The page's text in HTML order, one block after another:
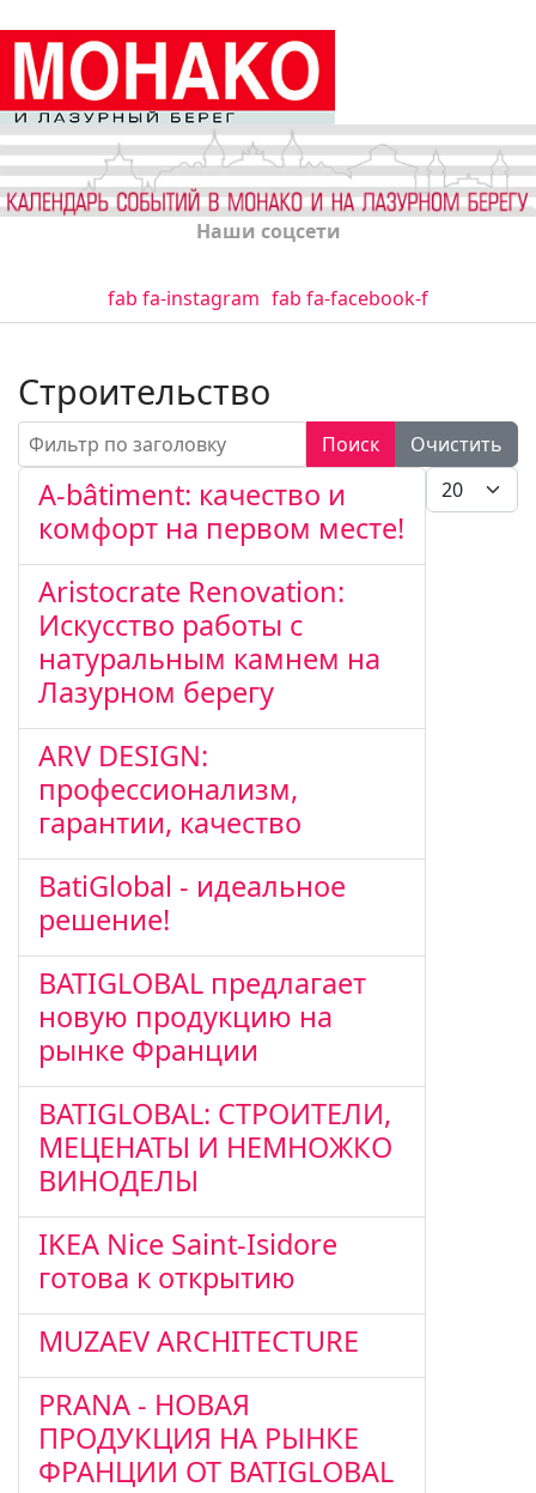
Наши соцсети
fab fa-instagram fab fa-facebook-f
Строительство
Фильтр по заголовку Поиск
Очистить
Кол-во
A-bâtiment: качество и
комфорт на первом месте!
Aristocrate Renovation:
Искусство работы с
натуральным камнем на
Лазурном берегу
ARV DESIGN:
профессионализм,
гарантии, качество
BatiGlobal - идеальное
решение!
BATIGLOBAL предлагает
новую продукцию на
рынке Франции
BATIGLOBAL: СТРОИТЕЛИ,
МЕЦЕНАТЫ И НЕМНОЖКО
ВИНОДЕЛЫ
IKEA Nice Saint-Isidore
готова к открытию
MUZAEV ARCHITECTURE
PRANA - НОВАЯ
ПРОДУКЦИЯ НА РЫНКЕ
ФРАНЦИИ ОТ BATIGLOBAL